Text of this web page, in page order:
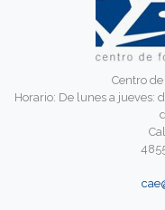
Centro
Horario: De lunes a jueves: